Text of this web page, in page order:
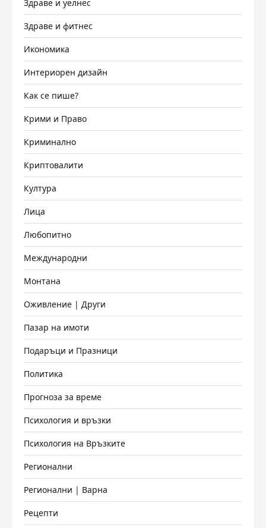
Здраве и уелнес
Здраве и фитнес
Икономика
Интериорен дизайн
Как се пише?
Крими и Право
Криминално
Криптовалити
Култура
Лица
Любопитно
Международни
Монтана
Оживление | Други
Пазар на имоти
Подаръци и Празници
Политика
Прогноза за време
Психология и връзки
Психология на Връзките
Регионални
Регионални | Варна
Рецепти